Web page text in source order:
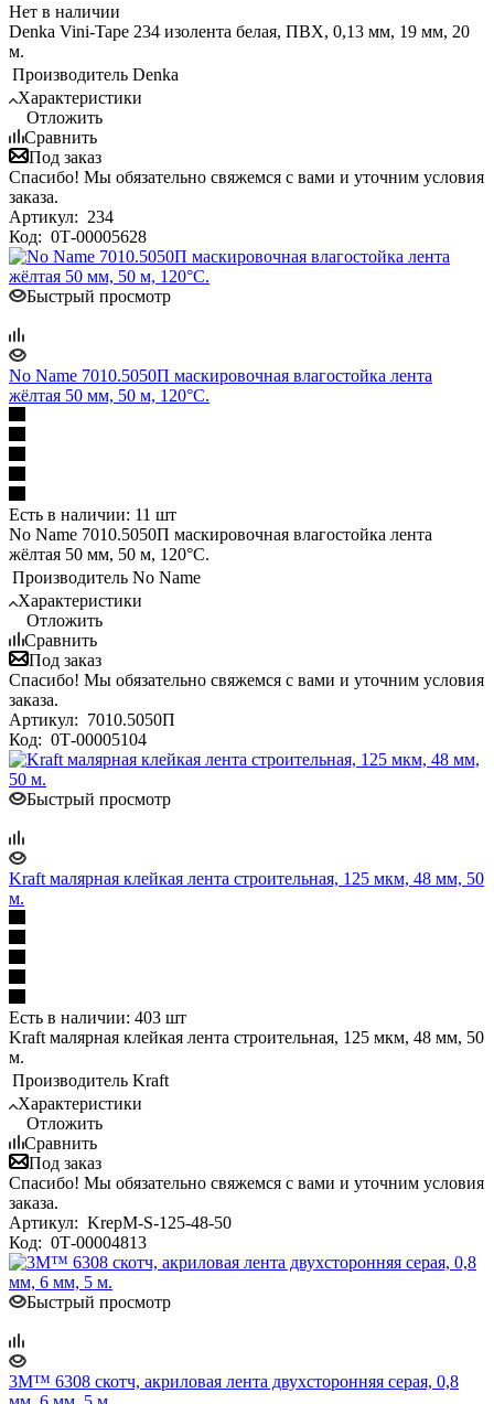
Нет в наличии
Denka Vini-Tape 234 изолента белая, ПВХ, 0,13 мм, 19 мм, 20
м.
Производитель Denka
Характеристики
Отложить
Сравнить
Под заказ
Спасибо! Мы обязательно свяжемся с вами и уточним условия
заказа.
Артикул: 234
Код: 0Т-00005628
Быстрый просмотр
No Name 7010.5050П маскировочная влагостойка лента
жёлтая 50 мм, 50 м, 120°С.
Есть в наличии: 11 шт
No Name 7010.5050П маскировочная влагостойка лента
жёлтая 50 мм, 50 м, 120°С.
Производитель No Name
Характеристики
Отложить
Сравнить
Под заказ
Спасибо! Мы обязательно свяжемся с вами и уточним условия
заказа.
Артикул: 7010.5050П
Код: 0Т-00005104
Быстрый просмотр
Kraft малярная клейкая лента строительная, 125 мкм, 48 мм, 50
м.
Есть в наличии: 403 шт
Kraft малярная клейкая лента строительная, 125 мкм, 48 мм, 50
м.
Производитель Kraft
Характеристики
Отложить
Сравнить
Под заказ
Спасибо! Мы обязательно свяжемся с вами и уточним условия
заказа.
Артикул: KrepM-S-125-48-50
Код: 0Т-00004813
Быстрый просмотр
3M™ 6308 скотч, акриловая лента двухсторонняя серая, 0,8